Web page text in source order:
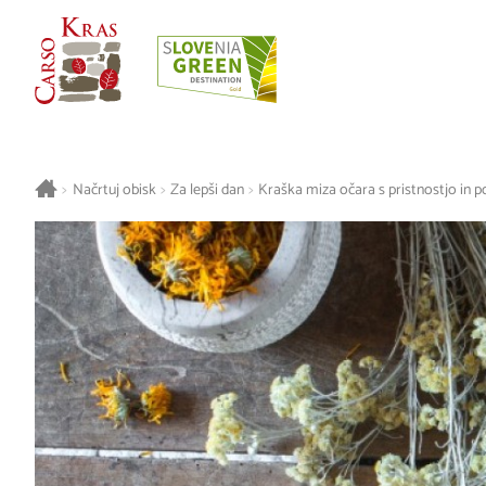
> Načrtuj obisk > Za lepši dan > Kraška miza očara s pristnostjo in